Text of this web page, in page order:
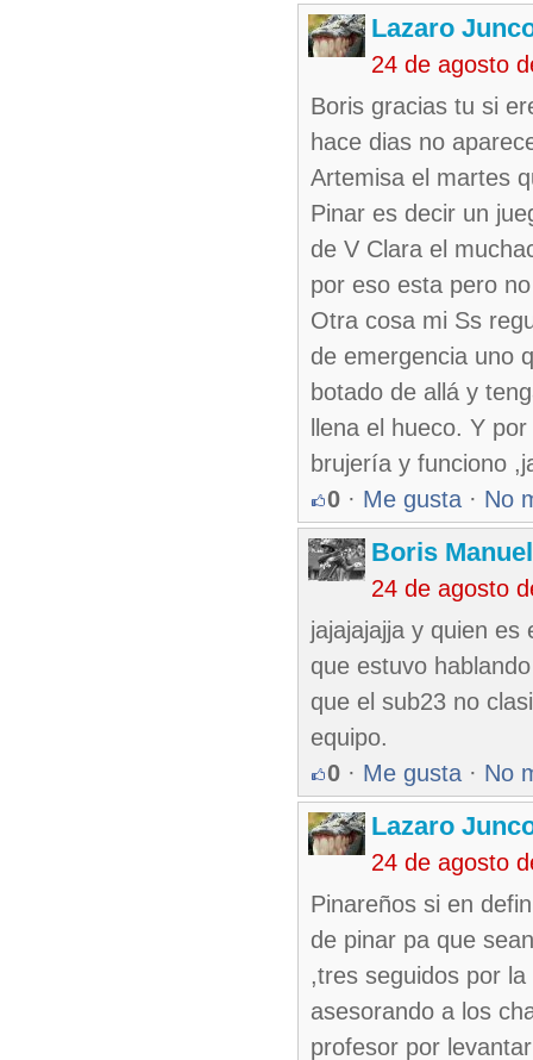
Lazaro
24 de agosto
Boris gracias tu si
hace dias no
Artemisa el martes
Pinar es decir un
de V Clara el
por eso esta pero
Otra cosa mi Ss
de emergencia uno
botado de allá y
llena el hueco. Y
brujería y funciono
0 · Me gusta · No
Boris
24 de agosto
jajajajajja y quien
que estuvo
que el sub23 no
equipo.
0 · Me gusta · No
Lazaro
24 de agosto
Pinareños si en
de pinar pa que
,tres seguidos por
asesorando a los
profesor por